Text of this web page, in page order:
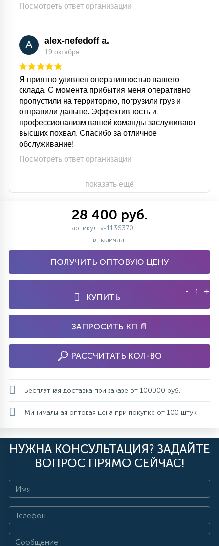
Посмотреть ответ организации
A alex-nefedoff a.
19 октября
Я приятно удивлен оперативностью вашего
склада. С момента прибытия меня оперативно
пропустили на территорию, погрузили груз и
отправили дальше. Эффективность и
профессионализм вашей команды заслуживают
высших похвал. Спасибо за отличное
обслуживание!
Посмотреть ответ организации
показать ещё
28 400 руб.
артикул: v-1136370
в наличии
ПОЛУЧИТЬ ОПТОВУЮ ЦЕНУ
КУПИТЬ
- +
ЗАПРОСИТЬ КП 📄
РАССЧИТАТЬ КОЛ-ВО
Бесплатная доставка при заказе от 100000 руб.
Минимальная оптовая цена при покупке от 100 штук
НУЖНА КОНСУЛЬТАЦИЯ? ЗАДАЙТЕ
ВОПРОС ПРЯМО СЕЙЧАС!